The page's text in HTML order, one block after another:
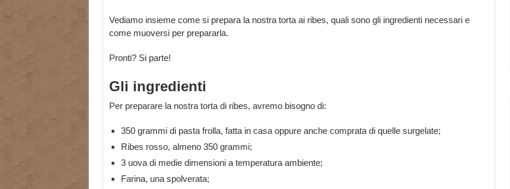
Vediamo insieme come si prepara la nostra torta ai ribes, quali sono gli ingredienti necessari e
come muoversi per prepararla.
Pronti? Si parte!
Gli ingredienti
Per preparare la nostra torta di ribes, avremo bisogno di:
350 grammi di pasta frolla, fatta in casa oppure anche comprata di quelle surgelate;
Ribes rosso, almeno 350 grammi;
3 uova di medie dimensioni a temperatura ambiente;
Farina, una spolverata;